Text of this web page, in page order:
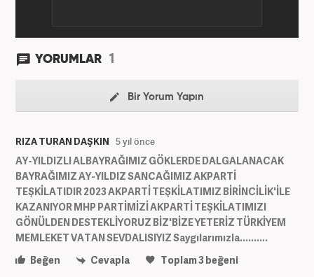
YORUMLAR 1
Bir Yorum Yapın
RIZA TURAN DAŞKIN 5 yıl önce
AY-YILDIZLI ALBAYRAĞIMIZ GÖKLERDE DALGALANACAK
BAYRAĞIMIZ AY-YILDIZ SANCAĞIMIZ AKPARTİ
TEŞKİLATIDIR 2023 AKPARTİ TEŞKİLATIMIZ BİRİNCİLİK'İLE
KAZANIYOR MHP PARTİMİZİ AKPARTİ TEŞKİLATIMIZI
GÖNÜLDEN DESTEKLİYORUZ BİZ'BİZE YETERİZ TÜRKİYEM
MEMLEKET VATAN SEVDALISIYIZ Saygılarımızla..........
Beğen
Cevapla Toplam3beğeni